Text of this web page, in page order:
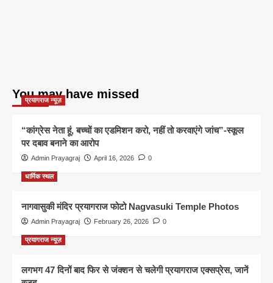
You may have missed
प्रयागराज न्यूज़
“कांग्रेस नेता हूं, बच्चों का एडमिशन करो, नहीं तो करवाएंगे जांच”-स्कूल
पर दबाव बनाने का आरोप
Admin Prayagraj April 16, 2026 0
धार्मिक स्थल
नागवासुकी मंदिर प्रयागराज फोटो Nagvasuki Temple Photos
Admin Prayagraj February 26, 2026 0
प्रयागराज न्यूज़
लगभग 47 दिनों बाद फिर से जंक्शन से चलेगी प्रयागराज एक्सप्रेस, जानें